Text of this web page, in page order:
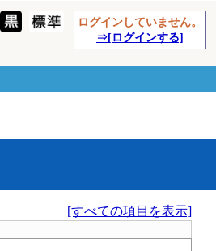
ログインしていません。
⇒[ログインする]
[すべての項目を表示]